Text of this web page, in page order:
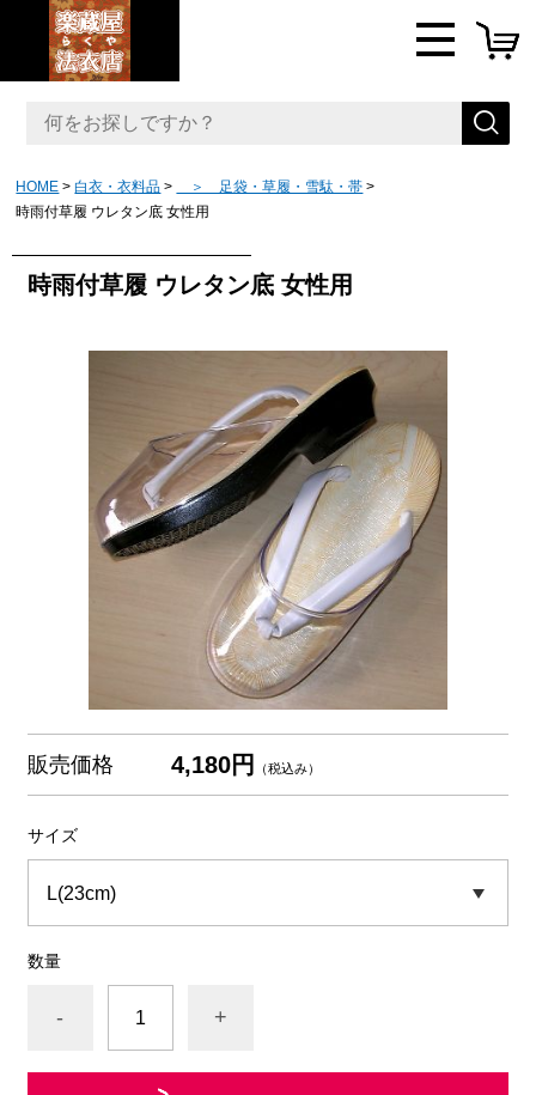
HOME 白衣・衣料品
＞ 足袋・草履・雪駄・帯
時雨付草履 ウレタン底 女性用
時雨付草履 ウレタン底 女性用
販売価格 4,180円 （税込み）
サイズ
数量
- +